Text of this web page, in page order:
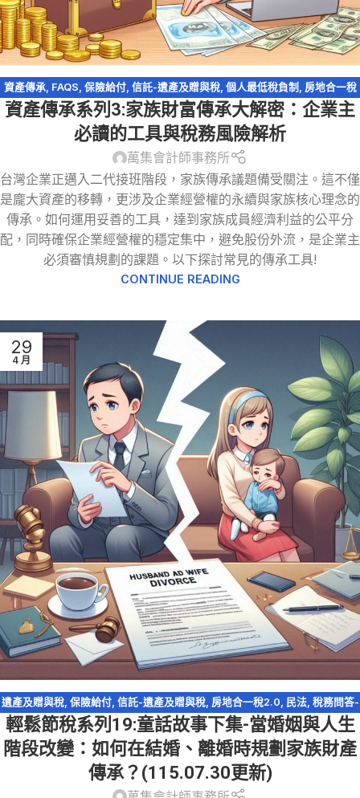
資產傳承, FAQS, 保險給付, 信託-遺產及贈與稅, 個人最低稅負制 , 房地合一稅
2.0,輕鬆節稅,農地,遺產及贈與稅,遺產特留分,閉鎖型股份有限公司
資產傳承系列3:家族財富傳承大解密：企業主
必讀的工具與稅務風險解析
萬集會計師事務所
台灣企業正邁入二代接班階段，家族傳承議題備受關注。這不僅
是龐大資產的移轉，更涉及企業經營權的永續與家族核心理念的
傳承。如何運用妥善的工具，達到家族成員經濟利益的公平分
配，同時確保企業經營權的穩定集中，避免股份外流，是企業主
必須審慎規劃的課題。以下探討常見的傳承工具!
CONTINUE READING
29
4 月
遺產及贈與稅, 保險給付, 信託-遺產及贈與稅, 房地合一稅2.0, 民法, 稅務問答-
遺產及贈與稅,資產傳承, 輕鬆節稅,農地,遺產特留分,配偶剩餘財產差額分配
請求權,閉鎖型股份有限公司
輕鬆節稅系列19:童話故事下集-當婚姻與人生
階段改變：如何在結婚、離婚時規劃家族財產
傳承？(115.07.30更新)